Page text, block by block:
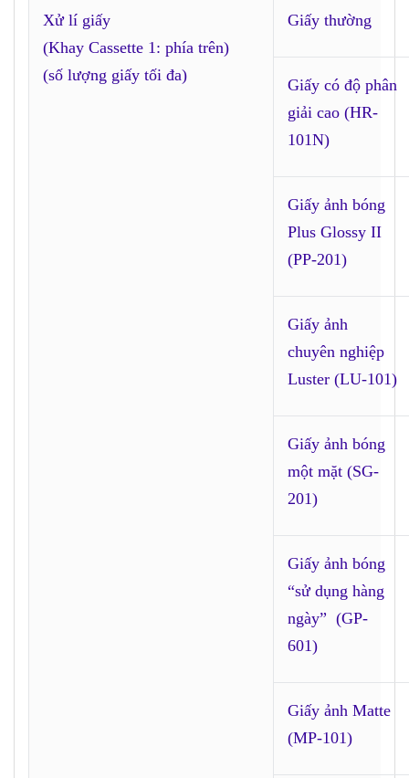
Xử lí giấy
(Khay Cassette 1: phía trên)
(số lượng giấy tối đa)
Giấy thường
Giấy có độ phân
giải cao (HR-
101N)
Giấy ảnh bóng
Plus Glossy II
(PP-201)
Giấy ảnh
chuyên nghiệp
Luster (LU-101)
Giấy ảnh bóng
một mặt (SG-
201)
Giấy ảnh bóng
“sử dụng hàng
ngày” (GP-
601)
Giấy ảnh Matte
(MP-101)